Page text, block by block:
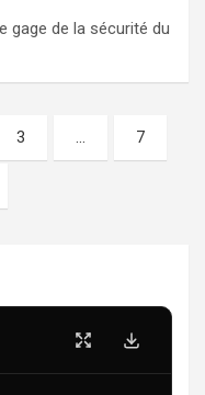
gage de la sécurité du
3 7